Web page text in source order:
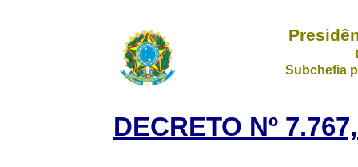
Subchefia
DECRETO Nº